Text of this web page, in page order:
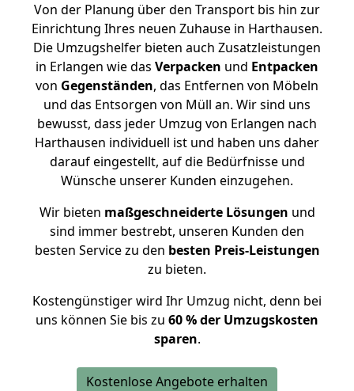
Von der Planung über den Transport bis hin zur
Einrichtung Ihres neuen Zuhause in Harthausen.
Die Umzugshelfer bieten auch Zusatzleistungen
in Erlangen wie das Verpacken und Entpacken
von Gegenständen, das Entfernen von Möbeln
und das Entsorgen von Müll an. Wir sind uns
bewusst, dass jeder Umzug von Erlangen nach
Harthausen individuell ist und haben uns daher
darauf eingestellt, auf die Bedürfnisse und
Wünsche unserer Kunden einzugehen.
Wir bieten maßgeschneiderte Lösungen und
sind immer bestrebt, unseren Kunden den
besten Service zu den besten Preis-Leistungen
zu bieten.
Kostengünstiger wird Ihr Umzug nicht, denn bei
uns können Sie bis zu 60 % der Umzugskosten
sparen.
Kostenlose Angebote erhalten